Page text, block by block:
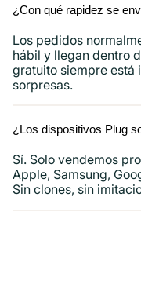
¿Con qué rapidez se
Los pedidos
hábil y llegan dentro
gratuito siempre está
sorpresas.
¿Los dispositivos Plug
Sí. Solo vendemos
Apple, Samsung,
Sin clones, sin